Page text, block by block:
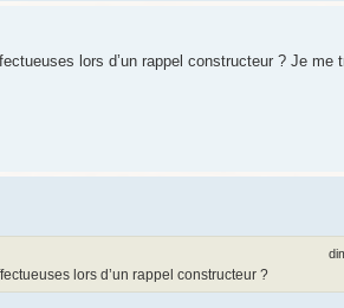
lors d’un rappel constructeur ? Je me
lors d’un rappel constructeur ?